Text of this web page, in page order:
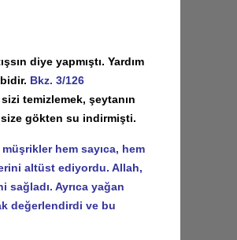
diye yapmıştı. Yardım
Bkz. 3/126
temizlemek, şeytanın
size gökten su indirmişti.
hem sayıca, hem
altüst ediyordu. Allah,
Ayrıca yağan
değerlendirdi ve bu